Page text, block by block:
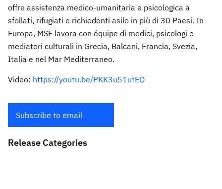
offre assistenza medico-umanitaria e psicologica a
sfollati, rifugiati e richiedenti asilo in più di 30 Paesi. In
Europa, MSF lavora con équipe di medici, psicologi e
mediatori culturali in Grecia, Balcani, Francia, Svezia,
Italia e nel Mar Mediterraneo.
Video: https://youtu.be/PKK3u51utEQ
Subscribe to email
Release Categories